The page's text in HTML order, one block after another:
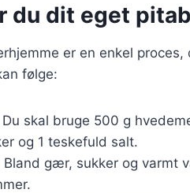
du dit eget
er en enkel
følge:
Du skal bruge 500 g
og 1 teskefuld salt.
Bland gær, sukker og varmt